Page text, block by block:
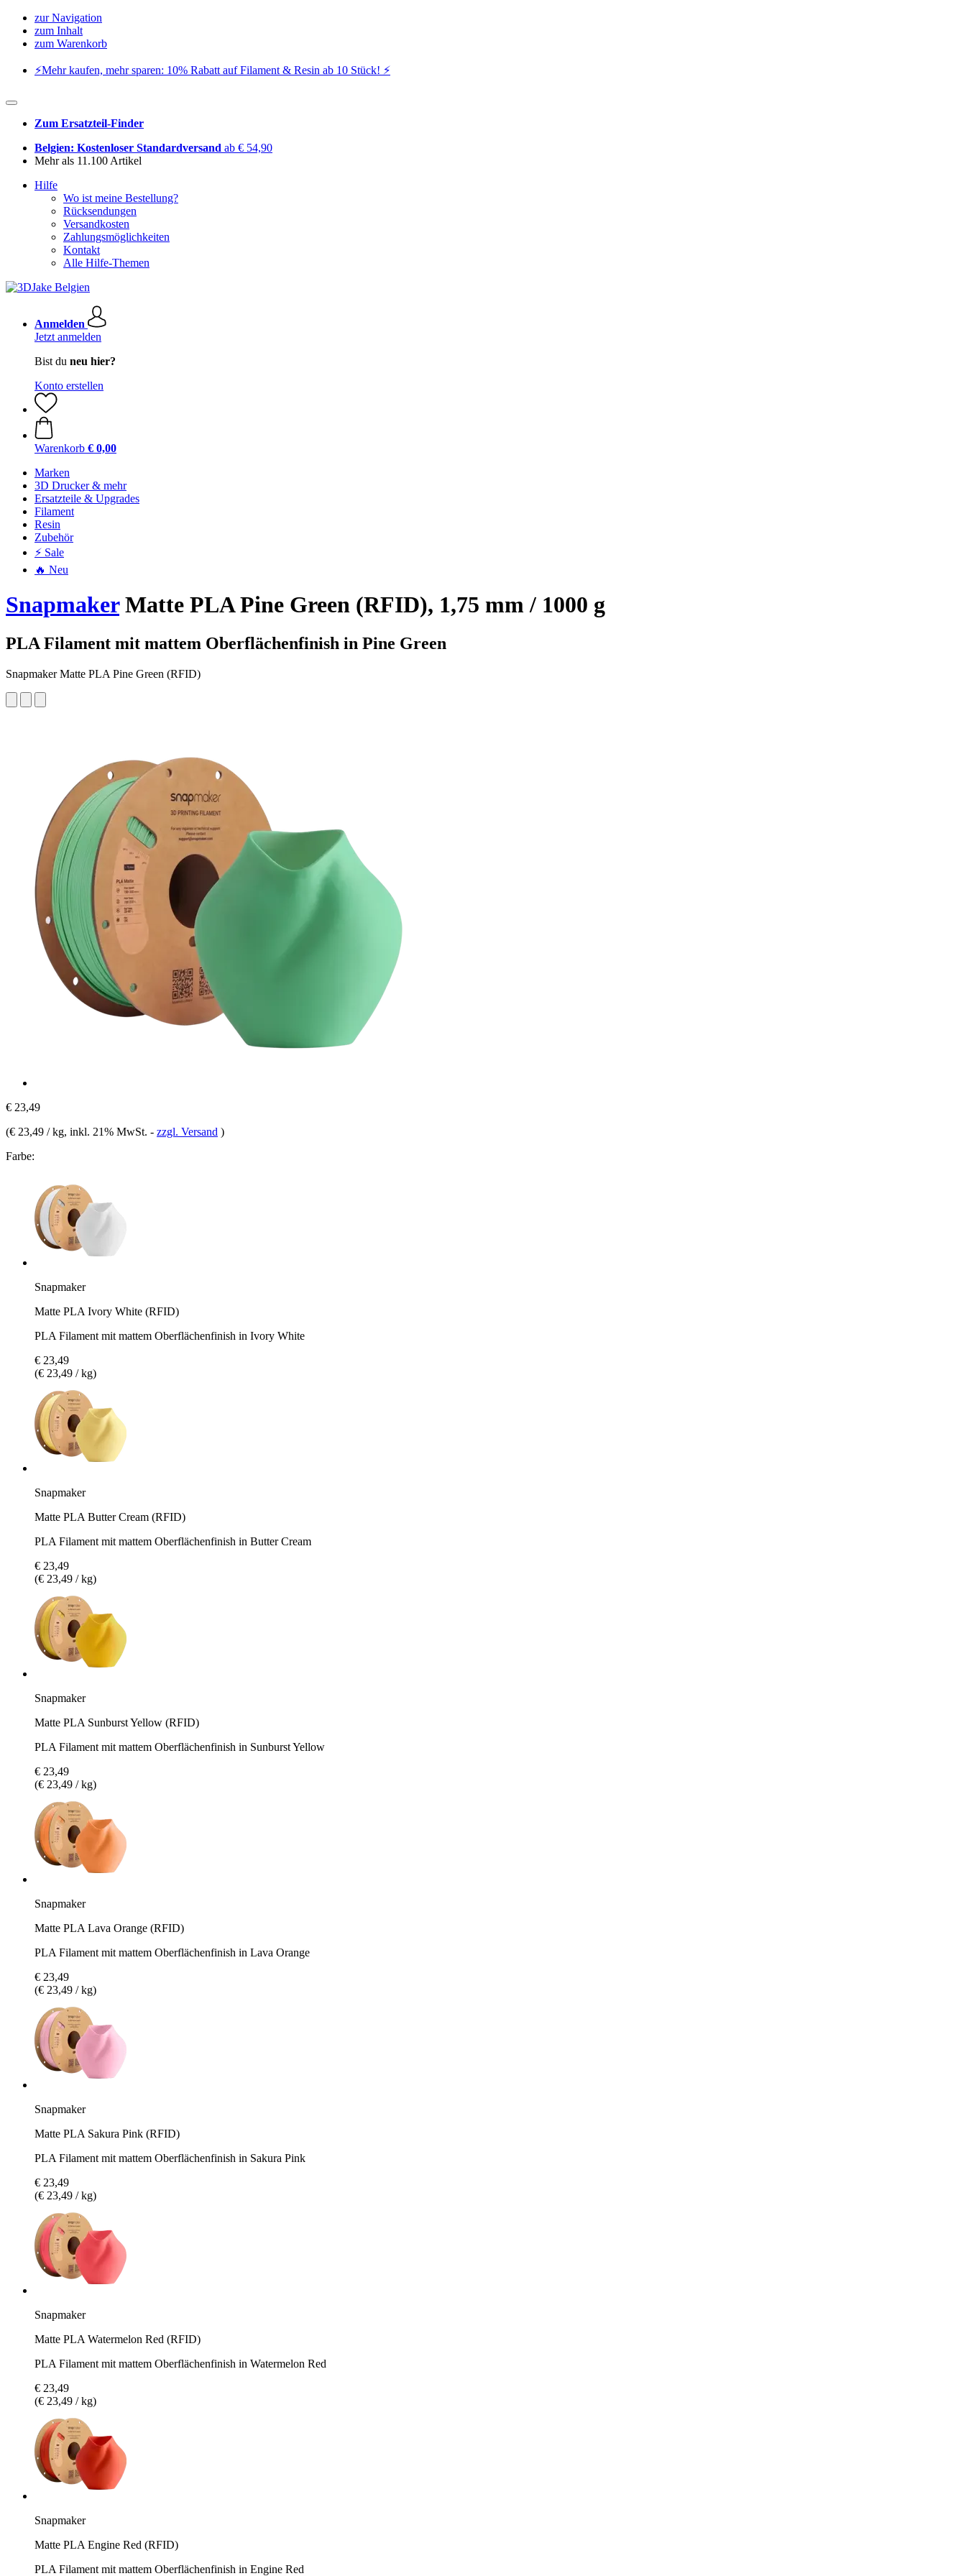
zur Navigation
zum Inhalt
zum Warenkorb
⚡️Mehr kaufen, mehr sparen: 10% Rabatt auf Filament & Resin ab 10 Stück! ⚡️
Zum Ersatzteil-Finder
Belgien: Kostenloser Standardversand ab € 54,90
Mehr als 11.100 Artikel
Hilfe
Wo ist meine Bestellung?
Rücksendungen
Versandkosten
Zahlungsmöglichkeiten
Kontakt
Alle Hilfe-Themen
Anmelden
Jetzt anmelden
Bist du neu hier?
Konto erstellen
Warenkorb € 0,00
Marken
3D Drucker & mehr
Ersatzteile & Upgrades
Filament
Resin
Zubehör
⚡ Sale
🔥 Neu
SnapmakerMatte PLA Pine Green (RFID), 1,75 mm / 1000 g
PLA Filament mit mattem Oberflächenfinish in Pine Green
Snapmaker Matte PLA Pine Green (RFID)
€ 23,49
(€ 23,49 / kg, inkl. 21% MwSt. - zzgl. Versand )
Farbe:
Snapmaker
Matte PLA Ivory White (RFID)
PLA Filament mit mattem Oberflächenfinish in Ivory White
€ 23,49
(€ 23,49 / kg)
Snapmaker
Matte PLA Butter Cream (RFID)
PLA Filament mit mattem Oberflächenfinish in Butter Cream
€ 23,49
(€ 23,49 / kg)
Snapmaker
Matte PLA Sunburst Yellow (RFID)
PLA Filament mit mattem Oberflächenfinish in Sunburst Yellow
€ 23,49
(€ 23,49 / kg)
Snapmaker
Matte PLA Lava Orange (RFID)
PLA Filament mit mattem Oberflächenfinish in Lava Orange
€ 23,49
(€ 23,49 / kg)
Snapmaker
Matte PLA Sakura Pink (RFID)
PLA Filament mit mattem Oberflächenfinish in Sakura Pink
€ 23,49
(€ 23,49 / kg)
Snapmaker
Matte PLA Watermelon Red (RFID)
PLA Filament mit mattem Oberflächenfinish in Watermelon Red
€ 23,49
(€ 23,49 / kg)
Snapmaker
Matte PLA Engine Red (RFID)
PLA Filament mit mattem Oberflächenfinish in Engine Red